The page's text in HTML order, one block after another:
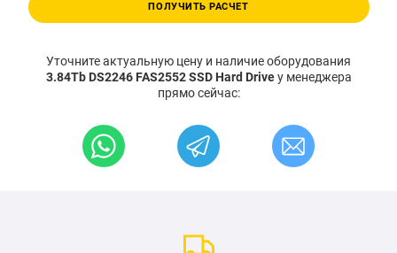
ПОЛУЧИТЬ РАСЧЕТ
Уточните актуальную цену и наличие оборудования
3.84Tb DS2246 FAS2552 SSD Hard Driveу менеджера
прямо сейчас: